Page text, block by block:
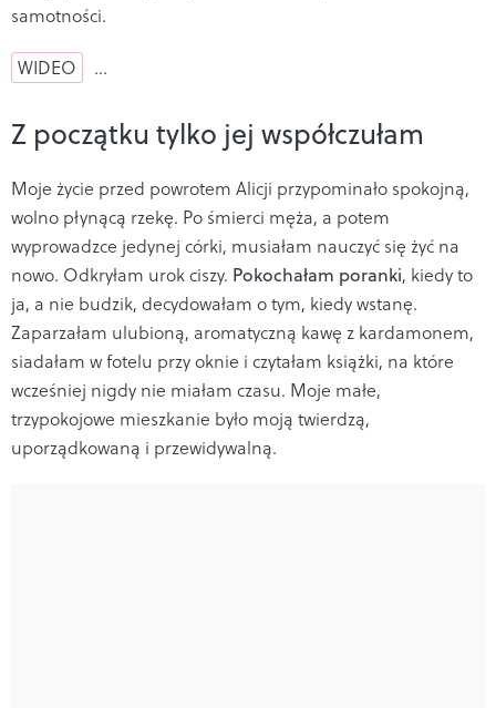
samotności.
WIDEO …
Z początku tylko jej współczułam
Moje życie przed powrotem Alicji przypominało spokojną,
wolno płynącą rzekę. Po śmierci męża, a potem
wyprowadzce jedynej córki, musiałam nauczyć się żyć na
nowo. Odkryłam urok ciszy. Pokochałam poranki, kiedy to
ja, a nie budzik, decydowałam o tym, kiedy wstanę.
Zaparzałam ulubioną, aromatyczną kawę z kardamonem,
siadałam w fotelu przy oknie i czytałam książki, na które
wcześniej nigdy nie miałam czasu. Moje małe,
trzypokojowe mieszkanie było moją twierdzą,
uporządkowaną i przewidywalną.